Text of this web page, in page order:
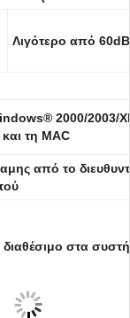
Λιγότερο από
2000/2003/
τη MAC
από το
στα